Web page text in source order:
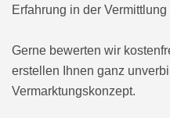
Erfahrung in der
Gerne bewerten wir
erstellen Ihnen ganz
Vermarktungskonzept.